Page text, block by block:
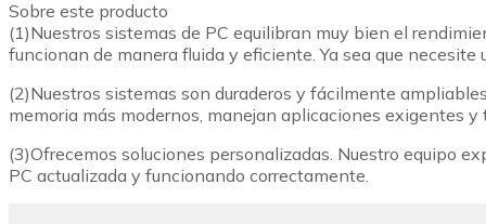
Sobre este producto
(1)Nuestros sistemas de PC equilibran muy bien el
funcionan de manera fluida y eficiente. Ya sea que
(2)Nuestros sistemas son duraderos y fácilmente
memoria más modernos, manejan aplicaciones exigentes
(3)Ofrecemos soluciones personalizadas. Nuestro equipo
PC actualizada y funcionando correctamente.